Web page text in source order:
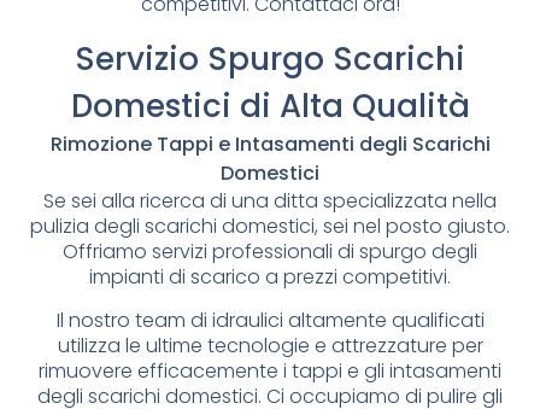
Servizio Spurgo Scarichi
Domestici di Alta Qualità
Rimozione Tappi e Intasamenti degli Scarichi
Domestici
Se sei alla ricerca di una ditta specializzata nella
pulizia degli scarichi domestici, sei nel posto giusto.
Offriamo servizi professionali di spurgo degli
impianti di scarico a prezzi competitivi.
Il nostro team di idraulici altamente qualificati
utilizza le ultime tecnologie e attrezzature per
rimuovere efficacemente i tappi e gli intasamenti
degli scarichi domestici. Ci occupiamo di pulire gli